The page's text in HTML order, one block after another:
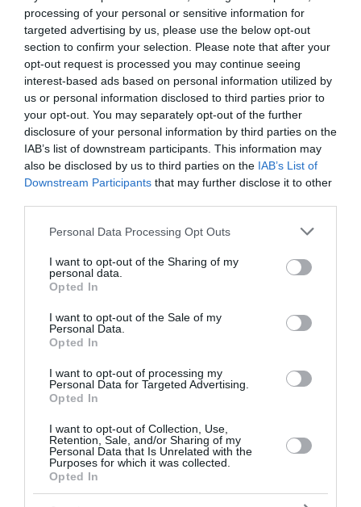
processing of your personal or sensitive information for
targeted advertising by us, please use the below opt-out
section to confirm your selection. Please note that after your
opt-out request is processed you may continue seeing
interest-based ads based on personal information utilized by
us or personal information disclosed to third parties prior to
your opt-out. You may separately opt-out of the further
disclosure of your personal information by third parties on the
IAB’s list of downstream participants. This information may
also be disclosed by us to third parties on the IAB’s List of
Downstream Participants that may further disclose it to other
Please note that this website/app uses one or more Google
not limited to your visit or usage behaviour. You may click to
grant or deny consent to Google and its third-party tags to
use your data for below specified purposes in below Google
consent section.
Personal Data Processing Opt Outs
I want to opt-out of the Sharing of my
personal data.
Opted In
I want to opt-out of the Sale of my
Personal Data.
Opted In
I want to opt-out of processing my
Personal Data for Targeted Advertising.
Opted In
I want to opt-out of Collection, Use,
Retention, Sale, and/or Sharing of my
Personal Data that Is Unrelated with the
Purposes for which it was collected.
Opted In
Ασιατικά χρηματιστήρια: Ισχυρό
ράλι στις αγορές
Με ισχυρά κέρδη κινήθηκαν οι αγορές της Ασίας
σήμερα, ακολουθώντας το θετικό κλίμα της Wall
Ηνωμένες Πολιτείες και το Ιράν ενδέχεται να
καταλήξουν σύντομα σε συμφω...